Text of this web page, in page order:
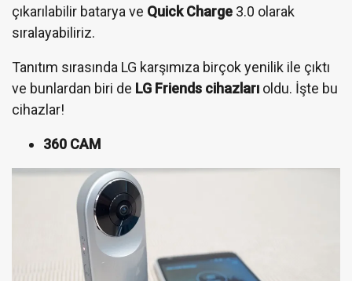
çıkarılabilir batarya ve Quick Charge 3.0 olarak
sıralayabiliriz.
Tanıtım sırasında LG karşımıza birçok yenilik ile çıktı
ve bunlardan biri de LG Friends cihazları oldu. İşte bu
cihazlar!
360 CAM